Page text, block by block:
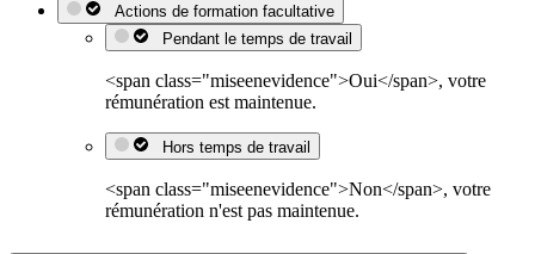
Actions de formation facultative
Pendant le temps de travail
<span class="miseenevidence">Oui</span>, votre
rémunération est maintenue.
Hors temps de travail
<span class="miseenevidence">Non</span>, votre
rémunération n'est pas maintenue.